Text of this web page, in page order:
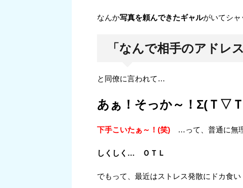
なんか写真を頼んできたギャルがいてシャ
「なんで相手のアドレ
と同僚に言われて…
あぁ！そっか～！Σ(Ｔ▽
下手こいたぁ～！(笑) …って、普通に無
しくしく… ＯＴＬ
でもって、最近はストレス発散にドカ食い